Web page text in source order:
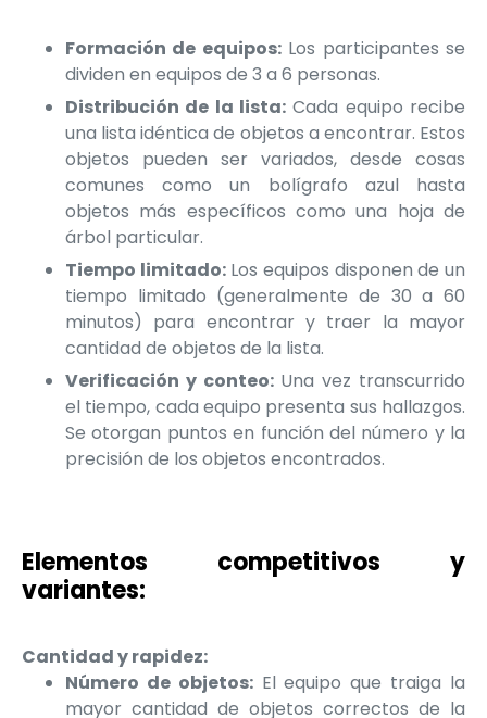
Formación de equipos:Los participantes se
dividen en equipos de 3 a 6 personas.
Distribución de la lista: Cada equipo recibe
una lista idéntica de objetos a encontrar. Estos
objetos pueden ser variados, desde cosas
comunes como un bolígrafo azul hasta
objetos más específicos como una hoja de
árbol particular.
Tiempo limitado:Los equipos disponen de un
tiempo limitado (generalmente de 30 a 60
minutos) para encontrar y traer la mayor
cantidad de objetos de la lista.
Verificación y conteo:Una vez transcurrido
el tiempo, cada equipo presenta sus hallazgos.
Se otorgan puntos en función del número y la
precisión de los objetos encontrados.
Elementos competitivos y
variantes:
Cantidad y rapidez:
Número de objetos:El equipo que traiga la
mayor cantidad de objetos correctos de la